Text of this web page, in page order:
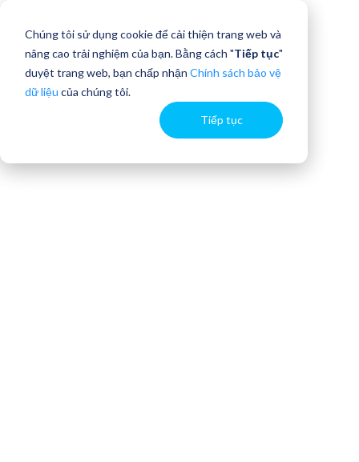
Chúng tôi sử dụng cookie để cải thiện trang web và
nâng cao trải nghiệm của bạn. Bằng cách "Tiếp tục"
duyệt trang web, bạn chấp nhận Chính sách bảo vệ
dữ liệu của chúng tôi.
Tiếp tục